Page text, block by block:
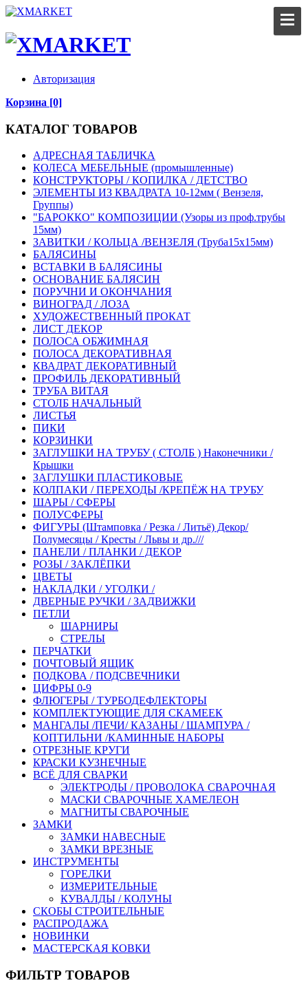
Авторизация
Корзина [0]
КАТАЛОГ ТОВАРОВ
АДРЕСНАЯ ТАБЛИЧКА
КОЛЕСА МЕБЕЛЬНЫЕ (промышленные)
КОНСТРУКТОРЫ / КОПИЛКА / ДЕТСТВО
ЭЛЕМЕНТЫ ИЗ КВАДРАТА 10-12мм ( Вензеля,
Группы)
"БАРОККО" КОМПОЗИЦИИ (Узоры из проф.трубы
15мм)
ЗАВИТКИ / КОЛЬЦА /ВЕНЗЕЛЯ (Труба15х15мм)
БАЛЯСИНЫ
ВСТАВКИ В БАЛЯСИНЫ
ОСНОВАНИЕ БАЛЯСИН
ПОРУЧНИ И ОКОНЧАНИЯ
ВИНОГРАД / ЛОЗА
ХУДОЖЕСТВЕННЫЙ ПРОКАТ
ЛИСТ ДЕКОР
ПОЛОСА ОБЖИМНАЯ
ПОЛОСА ДЕКОРАТИВНАЯ
КВАДРАТ ДЕКОРАТИВНЫЙ
ПРОФИЛЬ ДЕКОРАТИВНЫЙ
ТРУБА ВИТАЯ
СТОЛБ НАЧАЛЬНЫЙ
ЛИСТЬЯ
ПИКИ
КОРЗИНКИ
ЗАГЛУШКИ НА ТРУБУ ( СТОЛБ ) Наконечники /
Крышки
ЗАГЛУШКИ ПЛАСТИКОВЫЕ
КОЛПАКИ / ПЕРЕХОДЫ /КРЕПЁЖ НА ТРУБУ
ШАРЫ / СФЕРЫ
ПОЛУСФЕРЫ
ФИГУРЫ (Штамповка / Резка / Литьё) Декор/
Полумесяцы / Кресты / Львы и др.///
ПАНЕЛИ / ПЛАНКИ / ДЕКОР
РОЗЫ / ЗАКЛЁПКИ
ЦВЕТЫ
НАКЛАДКИ / УГОЛКИ /
ДВЕРНЫЕ РУЧКИ / ЗАДВИЖКИ
ПЕТЛИ
ШАРНИРЫ
СТРЕЛЫ
ПЕРЧАТКИ
ПОЧТОВЫЙ ЯЩИК
ПОДКОВА / ПОДСВЕЧНИКИ
ЦИФРЫ 0-9
ФЛЮГЕРЫ / ТУРБОДЕФЛЕКТОРЫ
КОМПЛЕКТУЮЩИЕ ДЛЯ СКАМЕЕК
МАНГАЛЫ /ПЕЧИ/ КАЗАНЫ / ШАМПУРА /
КОПТИЛЬНИ /КАМИННЫЕ НАБОРЫ
ОТРЕЗНЫЕ КРУГИ
КРАСКИ КУЗНЕЧНЫЕ
ВСЁ ДЛЯ СВАРКИ
ЭЛЕКТРОДЫ / ПРОВОЛОКА СВАРОЧНАЯ
МАСКИ СВАРОЧНЫЕ ХАМЕЛЕОН
МАГНИТЫ СВАРОЧНЫЕ
ЗАМКИ
ЗАМКИ НАВЕСНЫЕ
ЗАМКИ ВРЕЗНЫЕ
ИНСТРУМЕНТЫ
ГОРЕЛКИ
ИЗМЕРИТЕЛЬНЫЕ
КУВАЛДЫ / КОЛУНЫ
СКОБЫ СТРОИТЕЛЬНЫЕ
РАСПРОДАЖА
НОВИНКИ
МАСТЕРСКАЯ КОВКИ
ФИЛЬТР ТОВАРОВ